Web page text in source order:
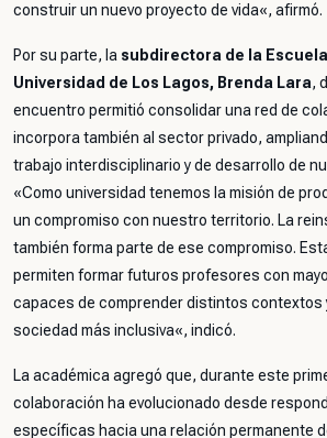
construir un nuevo proyecto de vida«, afirmó.
Por su parte, la subdirectora de la
Universidad de Los Lagos, Brenda Lara,
encuentro permitió consolidar una red de
incorpora también al sector privado,
trabajo interdisciplinario y de desarrollo de
«Como universidad tenemos la misión de
un compromiso con nuestro territorio. La
también forma parte de ese compromiso.
permiten formar futuros profesores con
capaces de comprender distintos contextos
sociedad más inclusiva«, indicó.
La académica agregó que, durante este
colaboración ha evolucionado desde
específicas hacia una relación permanente